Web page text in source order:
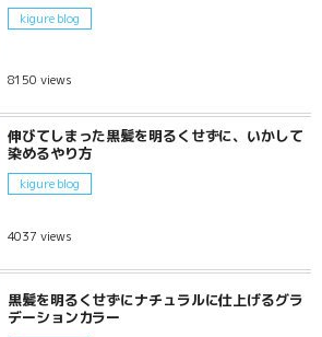
kigure blog
8150 views
伸びてしまった黒髪を明るくせずに、いかして
染めるやり方
kigure blog
4037 views
黒髪を明るくせずにナチュラルに仕上げるグラ
デーションカラー